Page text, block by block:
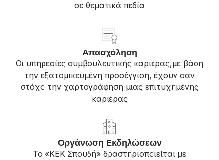
σε θεματικά πεδία
Απασχόληση
Οι υπηρεσίες συμβουλευτικής καριέρας,με βάση
την εξατομικευμένη προσέγγιση, έχουν σαν
στόχο την χαρτογράφηση μιας επιτυχημένης
καριέρας
Οργάνωση Εκδηλώσεων
Το «ΚΕΚ Σπουδή» δραστηριοποιείται με